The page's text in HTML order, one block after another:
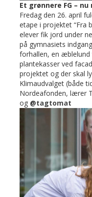
Et grønnere FG –
Fredag den 26. april
etape i projektet “Fra
elever fik jord under
på gymnasiets
forhallen, en
plantekasser ved
projektet og der skal
Klimaudvalget (både
Nordeafonden, lærer
og @tagtomat